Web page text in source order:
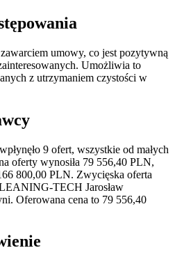
umowy, co jest pozytywną
Umożliwia to
z utrzymaniem czystości w
9 ofert, wszystkie od małych
oferty wynosiła 79 556,40 PLN,
800,00 PLN. Zwycięska oferta
TECH Jarosław
Oferowana cena to 79 556,40